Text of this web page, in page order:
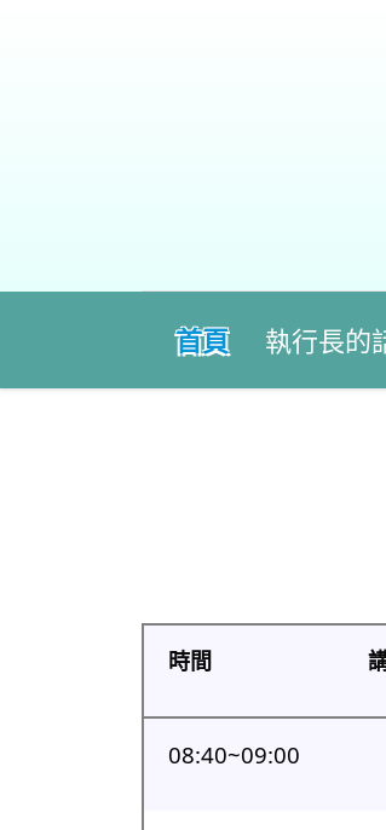
首頁 執行長的
時間
08:40~09:00